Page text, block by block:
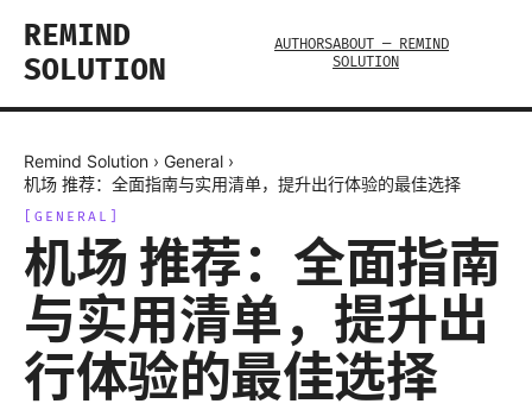
REMIND
SOLUTION
AUTHORSABOUT — REMIND
SOLUTION
Remind Solution › General ›
机场 推荐：全面指南与实用清单，提升出行体验的最佳选择
GENERAL
机场 推荐：全面指南
与实用清单，提升出
行体验的最佳选择